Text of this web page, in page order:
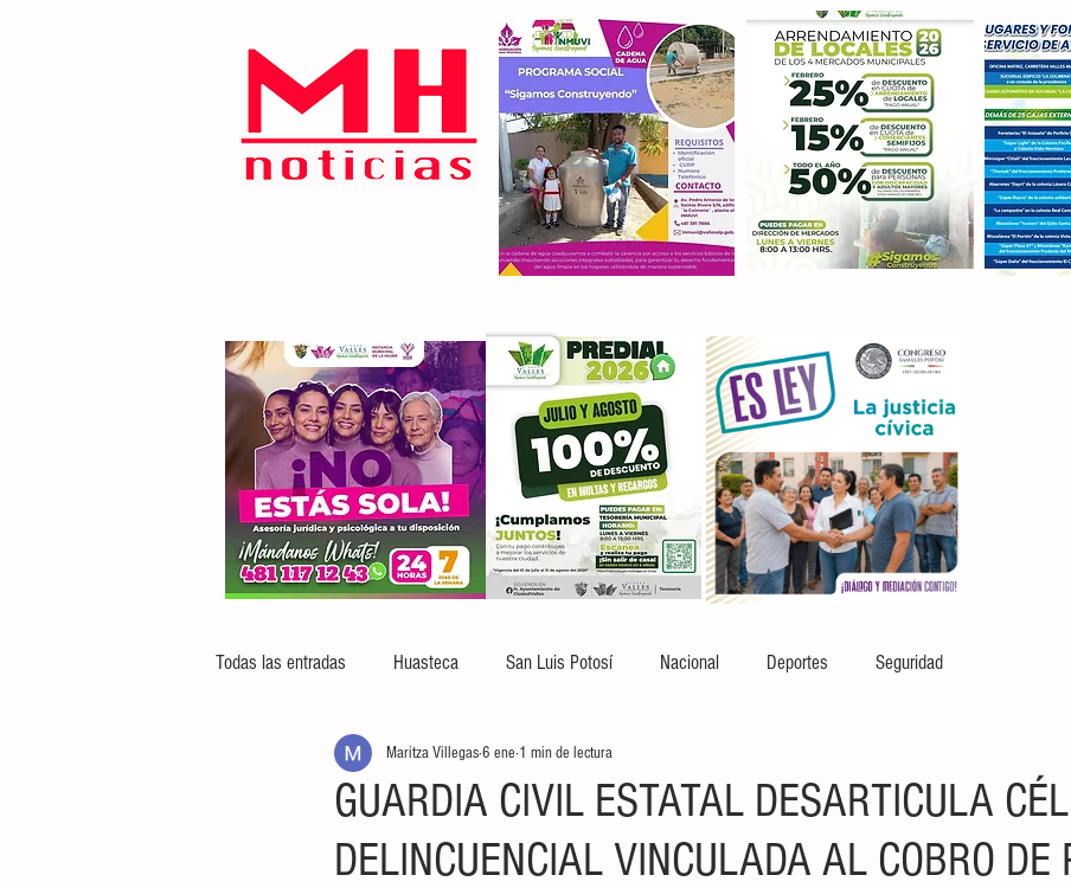
Todas las entradas Huasteca San Luis Potosí Nacional Deportes Seguridad
GUARDIA CIVIL ESTATAL DESARTICULA
DELINCUENCIAL VINCULADA AL COBRO DE
Maritza Villegas6 ene 1 min de lectura